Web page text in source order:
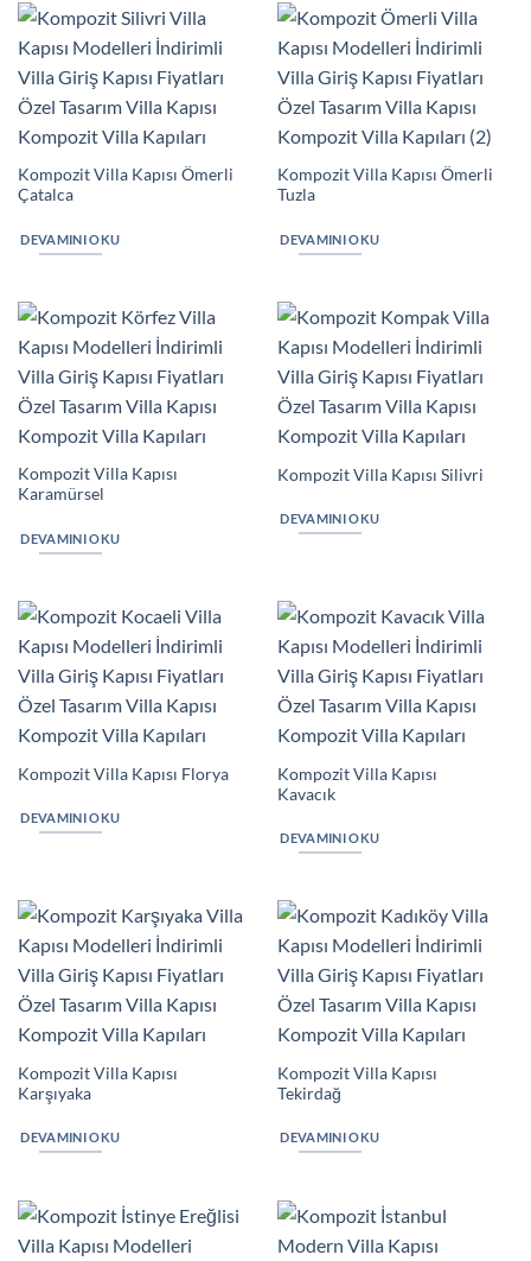
Kompozit Villa Kapısı Ömerli
Çatalca
DEVAMINI OKU
Kompozit Villa Kapısı Ömerli
Tuzla
DEVAMINI OKU
Kompozit Villa Kapısı
Karamürsel
DEVAMINI OKU
Kompozit Villa Kapısı Silivri
DEVAMINI OKU
Kompozit Villa Kapısı Florya
DEVAMINI OKU
Kompozit Villa Kapısı
Kavacık
DEVAMINI OKU
Kompozit Villa Kapısı
Karşıyaka
DEVAMINI OKU
Kompozit Villa Kapısı
Tekirdağ
DEVAMINI OKU